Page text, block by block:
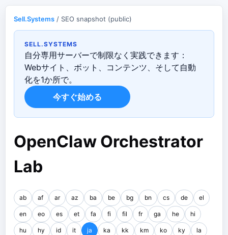
Sell.Systems / SEO snapshot (public)
SELL.SYSTEMS
自分専用サーバーで制限なく実践できます：
Webサイト、ボット、コンテンツ、そして自動
化を1か所で。
今すぐ始める
OpenClaw Orchestrator
Lab
ab af ar az ba be bg bn cs de el
en eo es et fa fi fil fr ga he hi
hu hy id it ja ka kk km ko ky la